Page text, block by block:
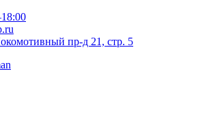
пр-д 21, стр. 5